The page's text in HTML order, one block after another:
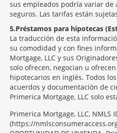
sus empleados podría variar de
seguros. Las tarifas están
5 Préstamos para hipotecas
La traducción de esta
su comodidad y con fines
Mortgage, LLC y sus
solo ofrecen, negocian u
hipotecarios en inglés. Todos
acuerdos y documentación de
Primerica Mortgage, LLC solo
Primerica Mortgage, LLC, NMLS
(https://